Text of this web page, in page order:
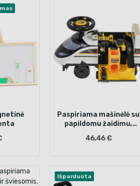
Paspiriama mašinėlė su
papildomu žaidimu,
46,46 €
Išparduota